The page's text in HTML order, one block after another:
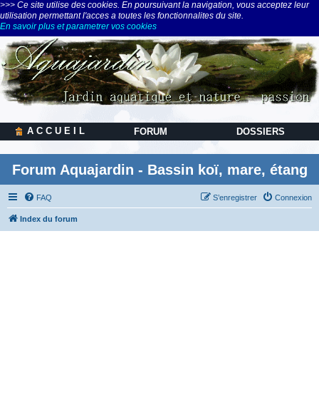
>>> Ce site utilise des cookies. En poursuivant la navigation, vous acceptez leur
utilisation permettant l'acces a toutes les fonctionnalites du site.
En savoir plus et parametrer vos cookies
A C C U E I L FORUM DOSSIERS
Forum Aquajardin - Bassin koï, mare, étang
FAQ Connexion
S’enregistrer
Index du forum